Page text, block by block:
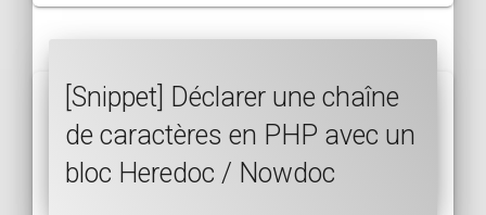
[Snippet] Déclarer une chaîne
de caractères en PHP avec un
bloc Heredoc / Nowdoc